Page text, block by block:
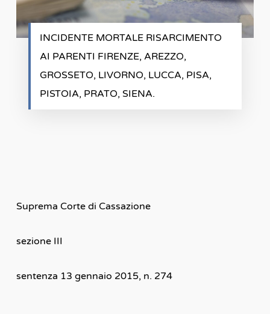
INCIDENTE MORTALE RISARCIMENTO
AI PARENTI FIRENZE, AREZZO,
GROSSETO, LIVORNO, LUCCA, PISA,
PISTOIA, PRATO, SIENA.
Suprema Corte di Cassazione
sezione III
sentenza 13 gennaio 2015, n. 274